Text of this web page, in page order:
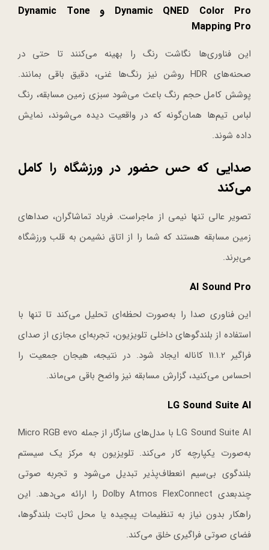
Dynamic QNED Color Pro و Dynamic Tone
Mapping Pro
این فناوری‌ها نگاشت رنگ را بهینه می‌کنند تا حتی در
صحنه‌های HDR روشن نیز رنگ‌ها غنی، دقیق باقی بمانند.
پوشش کامل حجم رنگ باعث می‌شود سبزی زمین مسابقه، رنگ
لباس تیم‌ها همان‌گونه که در واقعیت دیده می‌شوند، نمایش
داده شوند.
صدایی که حس حضور در ورزشگاه را کامل
می‌کند
تصویر عالی تنها نیمی از ماجراست. فریاد تماشاگران، صداهای
زمین مسابقه هستند که شما را از اتاق نشیمن به قلب ورزشگاه
می‌برند.
AI Sound Pro
این فناوری صدا را به‌صورت لحظه‌ای تحلیل می‌کند تا تنها با
استفاده از بلندگوهای داخلی تلویزیون، تجربه‌ای مجازی از صدای
فراگیر 11.1.2 کاناله ایجاد شود. در نتیجه، هیجان جمعیت را
احساس می‌کنید، گزارش مسابقه نیز واضح باقی می‌ماند.
LG Sound Suite AI
LG Sound Suite AI با مدل‌های سازگار از جمله Micro RGB evo
به‌صورت یکپارچه کار می‌کند. تلویزیون به مرکز یک سیستم
بلندگوی بی‌سیم انعطاف‌پذیر تبدیل می‌شود و تجربه صوتی
چندبعدی Dolby Atmos FlexConnect را ارائه می‌دهد. این
راهکار بدون نیاز به تنظیمات پیچیده یا محل ثابت بلندگوها،
فضای صوتی فراگیری خلق می‌کند.